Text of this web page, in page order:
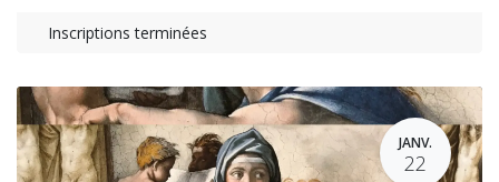
Inscriptions terminées
JANV.
22